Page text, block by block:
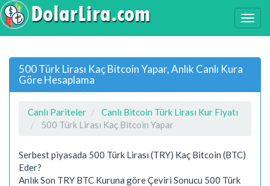
500 Türk Lirası Kaç Bitcoin Yapar, Anlık Canlı Kura
Göre Hesaplama
Canlı Pariteler
Canlı Bitcoin Türk Lirası Kur Fiyatı
500 Türk Lirası Kaç Bitcoin Yapar
Serbest piyasada 500 Türk Lirası (TRY) Kaç Bitcoin (BTC)
Eder?
Anlık Son TRY BTC Kuruna göre Çeviri Sonucu 500 Türk